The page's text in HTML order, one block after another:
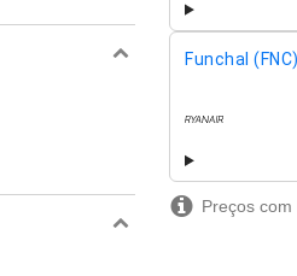
Funchal (FNC)
Preços